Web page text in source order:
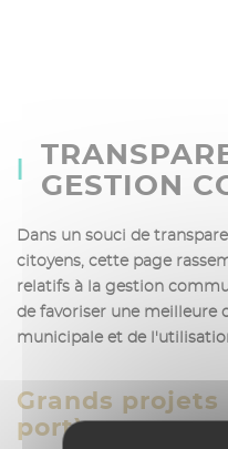
GESTION
Dans un souci de
citoyens, cette page
relatifs à la gestion
de favoriser une meilleure
municipale et de
Grands
port)